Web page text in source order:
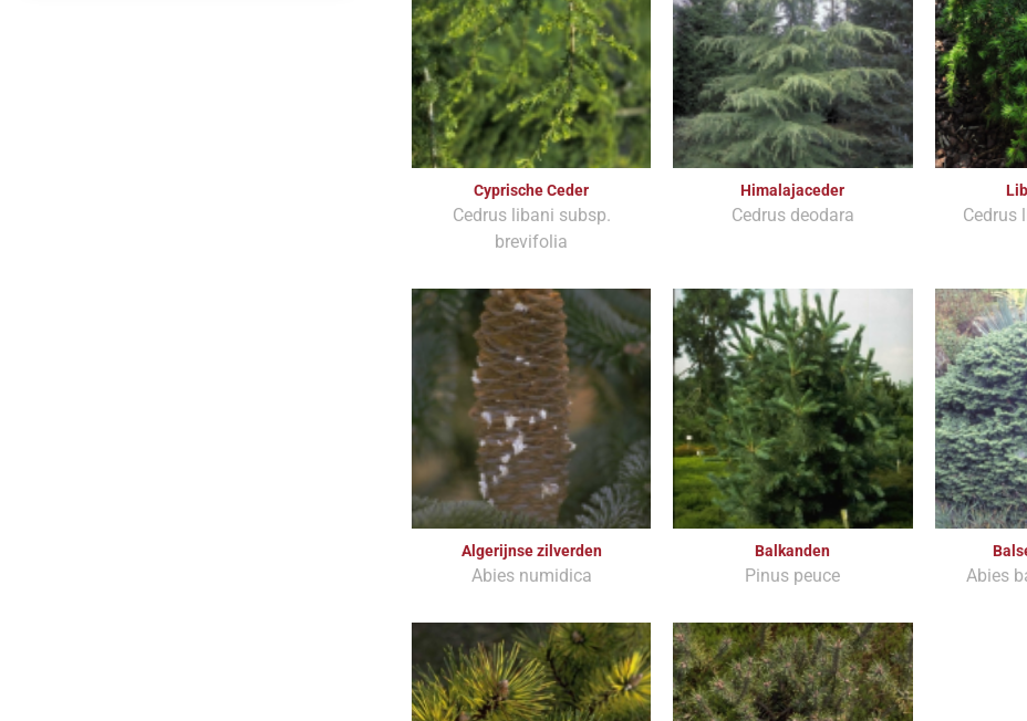
Cyprische Ceder
Cedrus libani subsp.
brevifolia
Himalajaceder
Cedrus deodara Cedrus
Algerijnse zilverden
Abies numidica
Balkanden
Pinus peuce Abies